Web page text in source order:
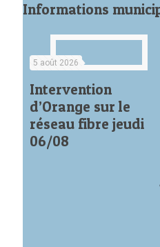
Informations
5 août 2026
Intervention
d’Orange sur le
réseau fibre jeudi
06/08